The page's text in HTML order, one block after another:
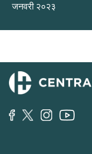
जनवरी २०२३